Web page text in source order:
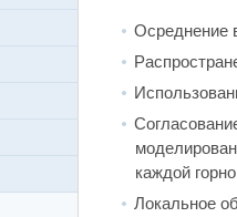
Осреднение
каждой
Локальное